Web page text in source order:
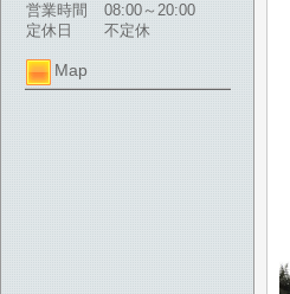
営業時間
08:00～20:00
定休日
不定休
Map